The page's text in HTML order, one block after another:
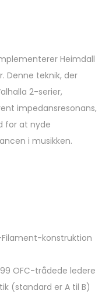
Heimdall
Denne teknik, der
2-serier,
impedansresonans,
for at nyde
i musikken.
konstruktion
OFC-trådede ledere
(standard er A til B)